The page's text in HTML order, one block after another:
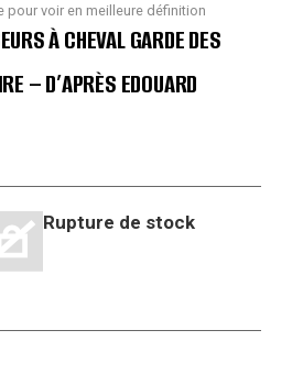
pour voir en meilleure définition
À CHEVAL GARDE DES
– D’APRÈS EDOUARD
Rupture de stock